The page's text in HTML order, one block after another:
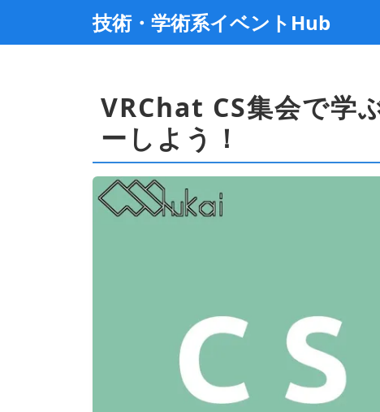
技術・学術系イベントHub
VRChat CS集会で学
ーしよう！